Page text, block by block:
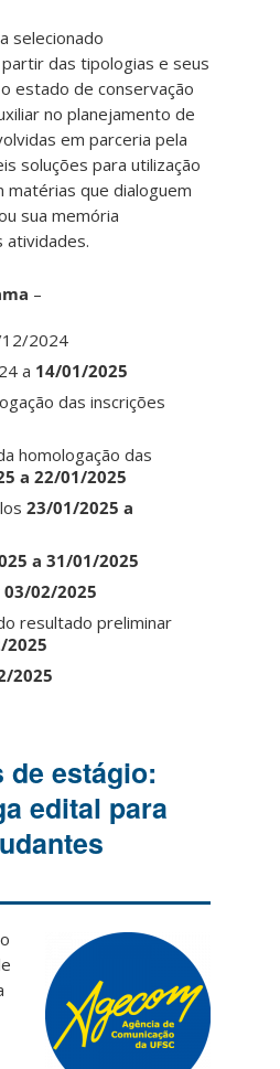
selecionado
das tipologias e seus
estado de conservação
no planejamento de
em parceria pela
soluções para utilização
que dialoguem
sua memória
atividades.
–
12/2024
a 14/01/2025
das inscrições
homologação das
a 22/01/2025
23/01/2025 a
a 31/01/2025
03/02/2025
resultado preliminar
2025
2025
de estágio:
edital para